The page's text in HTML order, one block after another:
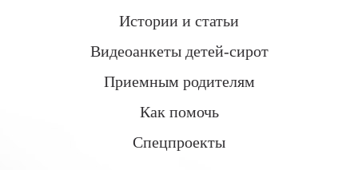
Истории и статьи
Видеоанкеты детей-сирот
Приемным родителям
Как помочь
Спецпроекты